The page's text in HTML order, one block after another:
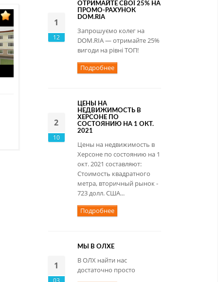
1
12
ОТРИМАЙТЕ СВОЇ 25% НА
ПРОМО-РАХУНОК
DOM.RIA
Запрошуємо колег на
DOM.RIA — отримайте 25%
вигоди на рівні ТОП!
Подробнее
2
10
ЦЕНЫ НА
НЕДВИЖИМОСТЬ В
ХЕРСОНЕ ПО
СОСТОЯНИЮ НА 1 ОКТ.
2021
Цены на недвижимость в
Херсоне по состоянию на 1
окт. 2021 составляют:
Стоимость квадратного
метра, вторичный рынок -
723 долл. США...
Подробнее
1
03
МЫ В ОЛХЕ
В ОЛХ найти нас
достаточно просто